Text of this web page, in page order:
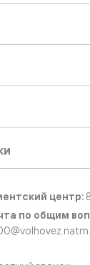
центр:
по общим